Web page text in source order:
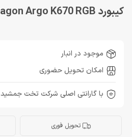
کیبورد Redragon Argo K670 RGB
موجود در انبار
امکان تحویل حضوری
با گارانتی اصلی شرکت تخت جمشید
تحویل فوری